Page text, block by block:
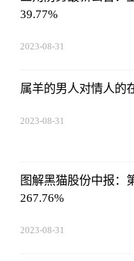
39.77%
2023-08-31
属羊的男人对情人的
2023-08-31
图解黑猫股份中报：
267.76%
2023-08-31